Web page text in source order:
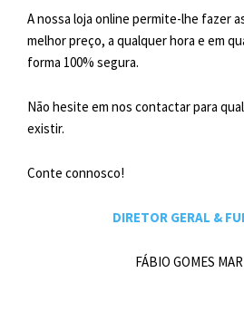
A nossa loja online permite-lhe fazer
melhor preço, a qualquer hora e em
forma 100% segura.
Não hesite em nos contactar para
existir.
Conte connosco!
DIRETOR GERAL &
FÁBIO GOMES